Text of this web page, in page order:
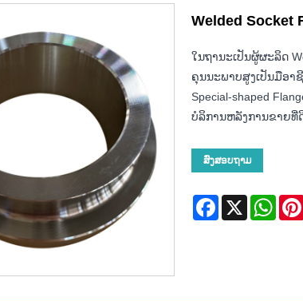
Welded Socket
ໃນຖານະເປັນຜູ້ຜະລິດ
ຄຸນນະພາບສູງເປັນມືອາ
Special-shaped
ບໍລິການຫລັງການຂາຍທີ່
ສົ່ງສອບຖາມ
Facebook
X